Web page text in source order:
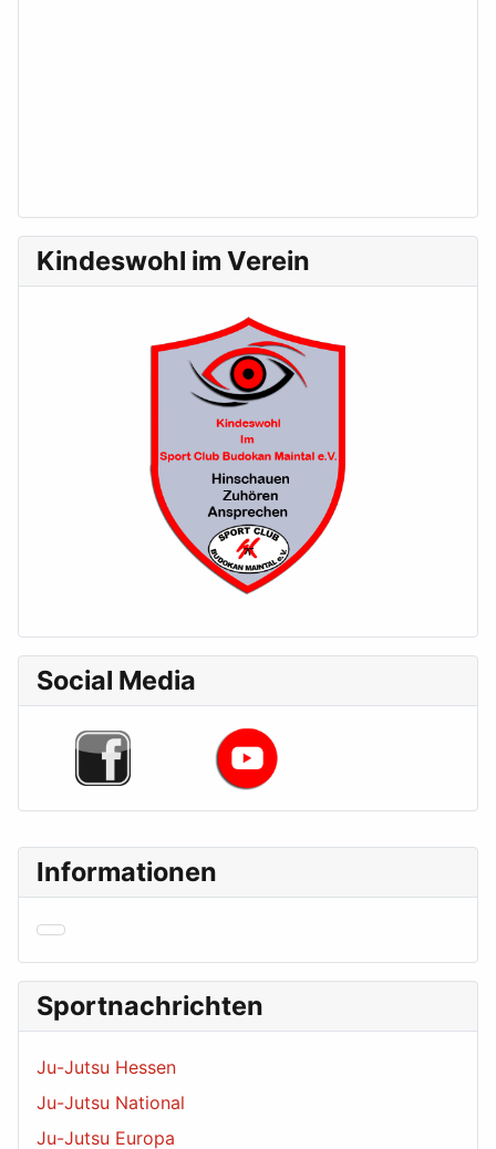
Informationen
Sportnachrichten
Ju-Jutsu Hessen
Ju-Jutsu National
Ju-Jutsu Europa
Kindeswohl im Verein
Social Media